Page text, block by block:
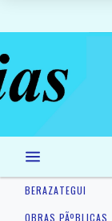
BERAZATEGUI
OBRAS PÃºBLICAS